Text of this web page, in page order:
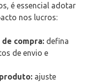
é essencial adotar
nos lucros:
compra: defina
de envio e
ajuste